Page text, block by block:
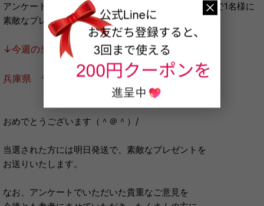
アンケートにお答えいただいた方の中から、毎週抽選で1名様に
素敵なプレゼントをお送りしております。
↓今週の当選者はこちら↓
兵庫県 ラオー様
おめでとうございます（＾＠＾）/
当選された方には明日発送で、素敵なプレゼントを
お送りいたします。
なお、アンケートでいただいた貴重なご意見を